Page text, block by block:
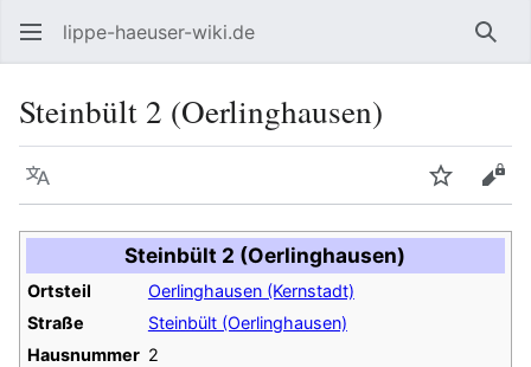
lippe-haeuser-wiki.de
Steinbült 2 (Oerlinghausen)
Sprache
Steinbült 2 (Oerlinghausen)
Ortsteil
Oerlinghausen (Kernstadt)
Straße
Steinbült (Oerlinghausen)
Hausnummer 2